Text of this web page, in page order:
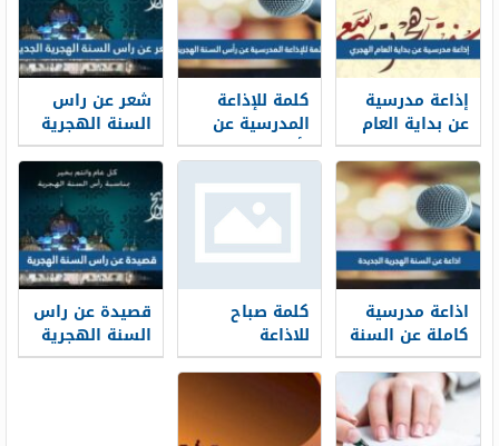
إذاعة مدرسية
عن بداية العام
الهجري الجديد
1448 جاهزة
للطباعة
كلمة للإذاعة
المدرسية عن
رأس السنة
الهجرية 1448
جاهزة للطباعة
شعر عن راس
السنة الهجرية
الجديدة 1448 ،
قصائد وأشعار
عن العام
الهجري الجديد
اذاعة مدرسية
كاملة عن السنة
الهجرية 1448
مقدمة وخاتمة
اذاعة عن العام
الجديد
كلمة صباح
للاذاعة
المدرسية عن
راس السنة
الهجرية 1448
قصيدة عن راس
السنة الهجرية
1448 ترحيب في